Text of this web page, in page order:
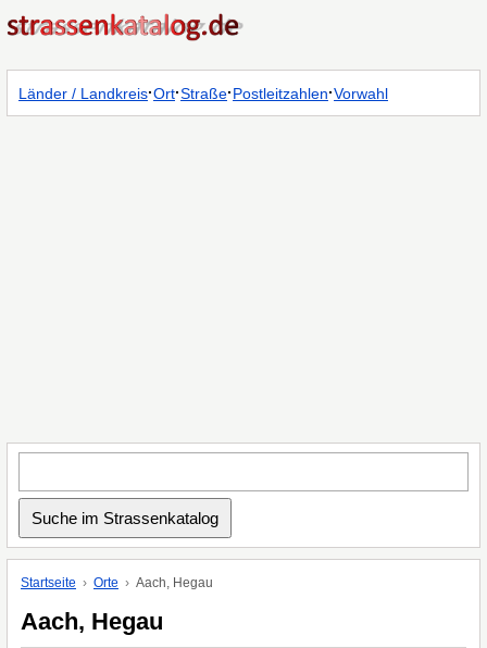
Länder / Landkreis·Ort·Straße·Postleitzahlen·Vorwahl
Startseite Orte Aach, Hegau
Aach, Hegau